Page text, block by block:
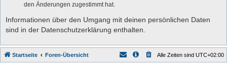
den Änderungen zugestimmt hat.
Informationen über den Umgang mit deinen persönlichen Daten
sind in der Datenschutzerklärung enthalten.
Startseite Foren-Übersicht Alle Zeiten sind UTC+02:00